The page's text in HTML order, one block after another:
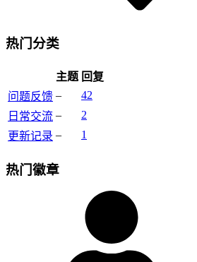
热门分类
主题 回复
问题反馈 –
42
日常交流 –
2
更新记录 – 1
热门徽章